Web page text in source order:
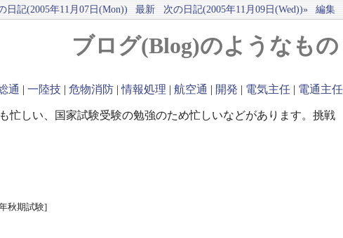
日記(2005年11月07日(Mon)) 最新 次の日記(2005年11月09日(Wed))» 編集
ブログ(Blog)のようなもの
通 | 一陸技 | 危物消防 |情報処理 | 航空通 | 開発 | 電気主任 | 電通主任
忙しい、国家試験受験の勉強のため忙しいなどがあります。挑戦
秋期試験]